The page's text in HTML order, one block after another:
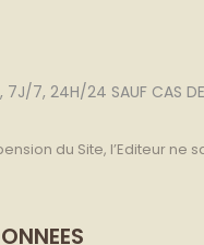
7J/7, 24H/24 SAUF CAS
du Site, l’Editeur ne